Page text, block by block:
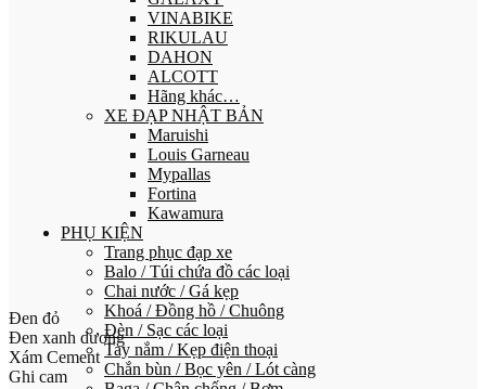
VINABIKE
RIKULAU
DAHON
ALCOTT
Hãng khác…
XE ĐẠP NHẬT BẢN
Maruishi
Louis Garneau
Mypallas
Fortina
Kawamura
PHỤ KIỆN
Trang phục đạp xe
Balo / Túi chứa đồ các loại
Chai nước / Gá kẹp
Khoá / Đồng hồ / Chuông
Đèn / Sạc các loại
Tay nắm / Kẹp điện thoại
Chắn bùn / Bọc yên / Lót càng
Đen đỏ
Đen xanh dương
Xám Cement
Ghi cam